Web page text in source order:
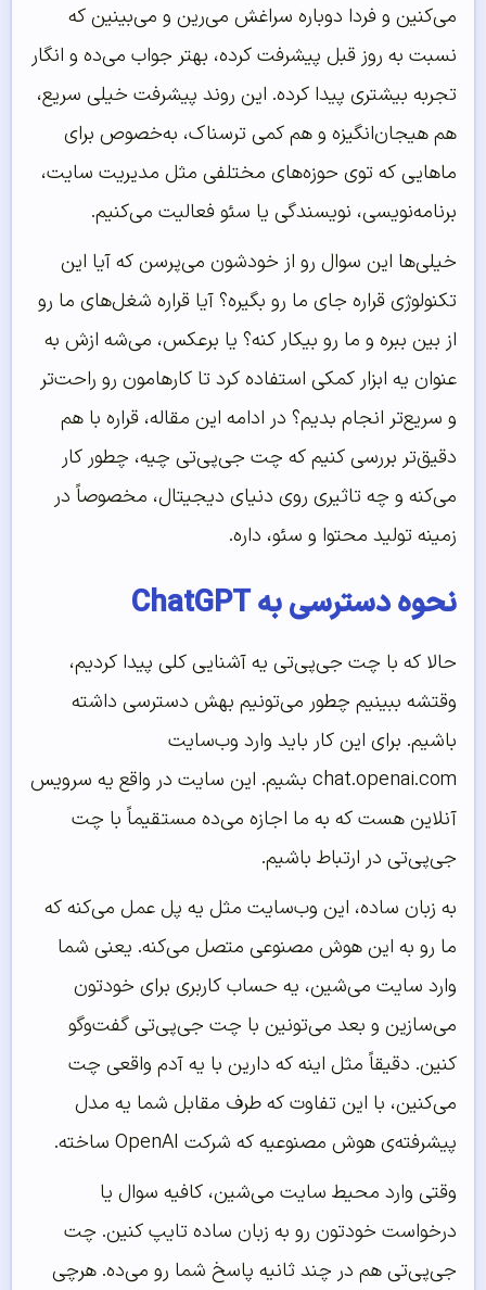
می‌کنین و فردا دوباره سراغش می‌رین و می‌بینین که
نسبت به روز قبل پیشرفت کرده، بهتر جواب می‌ده و انگار
تجربه بیشتری پیدا کرده. این روند پیشرفت خیلی سریع،
هم هیجان‌انگیزه و هم کمی ترسناک، به‌خصوص برای
ماهایی که توی حوزه‌های مختلفی مثل مدیریت سایت،
برنامه‌نویسی، نویسندگی یا سئو فعالیت می‌کنیم.
خیلی‌ها این سوال رو از خودشون می‌پرسن که آیا این
تکنولوژی قراره جای ما رو بگیره؟ آیا قراره شغل‌های ما رو
از بین ببره و ما رو بیکار کنه؟ یا برعکس، می‌شه ازش به
عنوان یه ابزار کمکی استفاده کرد تا کارهامون رو راحت‌تر
و سریع‌تر انجام بدیم؟ در ادامه این مقاله، قراره با هم
دقیق‌تر بررسی کنیم که چت جی‌پی‌تی چیه، چطور کار
می‌کنه و چه تاثیری روی دنیای دیجیتال، مخصوصاً در
زمینه تولید محتوا و سئو، داره.
نحوه دسترسی به ChatGPT
حالا که با چت جی‌پی‌تی یه آشنایی کلی پیدا کردیم،
وقتشه ببینیم چطور می‌تونیم بهش دسترسی داشته
باشیم. برای این کار باید وارد وب‌سایت
chat.openai.com بشیم. این سایت در واقع یه سرویس
آنلاین هست که به ما اجازه می‌ده مستقیماً با چت
جی‌پی‌تی در ارتباط باشیم.
به زبان ساده، این وب‌سایت مثل یه پل عمل می‌کنه که
ما رو به این هوش مصنوعی متصل می‌کنه. یعنی شما
وارد سایت می‌شین، یه حساب کاربری برای خودتون
می‌سازین و بعد می‌تونین با چت جی‌پی‌تی گفت‌وگو
کنین. دقیقاً مثل اینه که دارین با یه آدم واقعی چت
می‌کنین، با این تفاوت که طرف مقابل شما یه مدل
پیشرفته‌ی هوش مصنوعیه که شرکت OpenAI ساخته.
وقتی وارد محیط سایت می‌شین، کافیه سوال یا
درخواست خودتون رو به زبان ساده تایپ کنین. چت
جی‌پی‌تی هم در چند ثانیه پاسخ شما رو می‌ده. هرچی